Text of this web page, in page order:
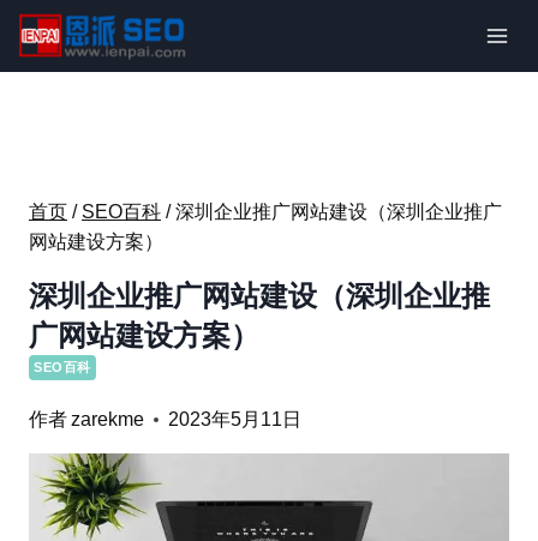
内
首页 / SEO百科 / 深圳企业推广网站建设（深圳企业推广
网站建设方案）
深圳企业推广网站建设（深圳企业推
广网站建设方案）
SEO百科
作者zarekme 2023年5月11日